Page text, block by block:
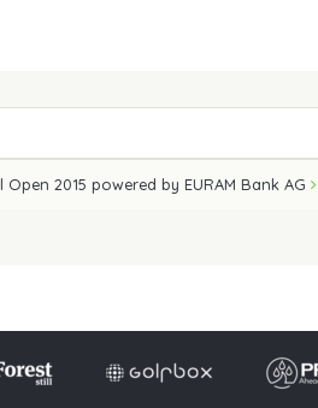
Open 2015 powered by EURAM Bank AG